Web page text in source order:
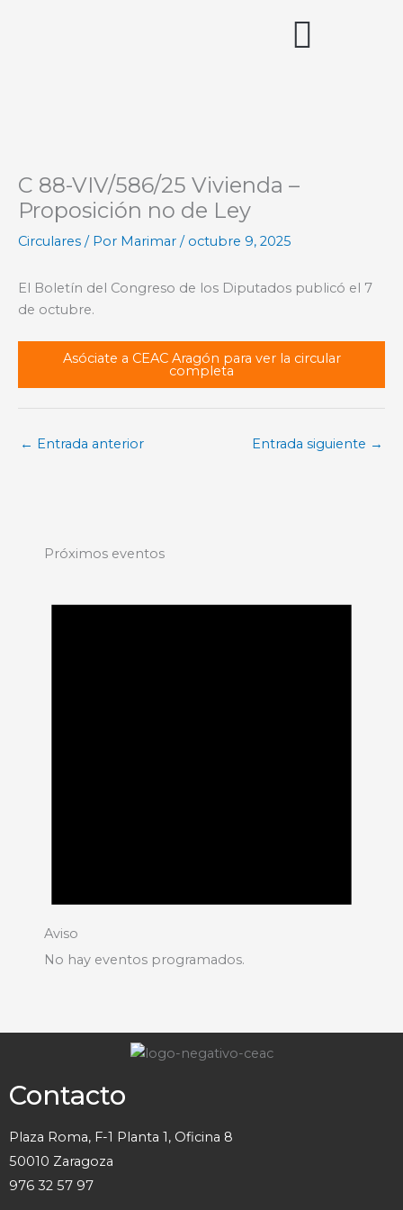
C 88-VIV/586/25 Vivienda –
Proposición no de Ley
Circulares / Por Marimar / octubre 9, 2025
El Boletín del Congreso de los Diputados publicó el 7
de octubre.
Asóciate a CEAC Aragón para ver la circular
completa
← Entrada anterior Entrada siguiente →
Próximos eventos
Aviso
No hay eventos programados.
Contacto
Plaza Roma, F-1 Planta 1, Oficina 8
50010 Zaragoza
976 32 57 97